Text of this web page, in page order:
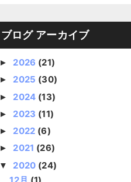
ブログ アーカイブ
► 2026 (21)
► 2025 (30)
► 2024 (13)
► 2023 (11)
► 2022 (6)
► 2021 (26)
▼ 2020 (24)